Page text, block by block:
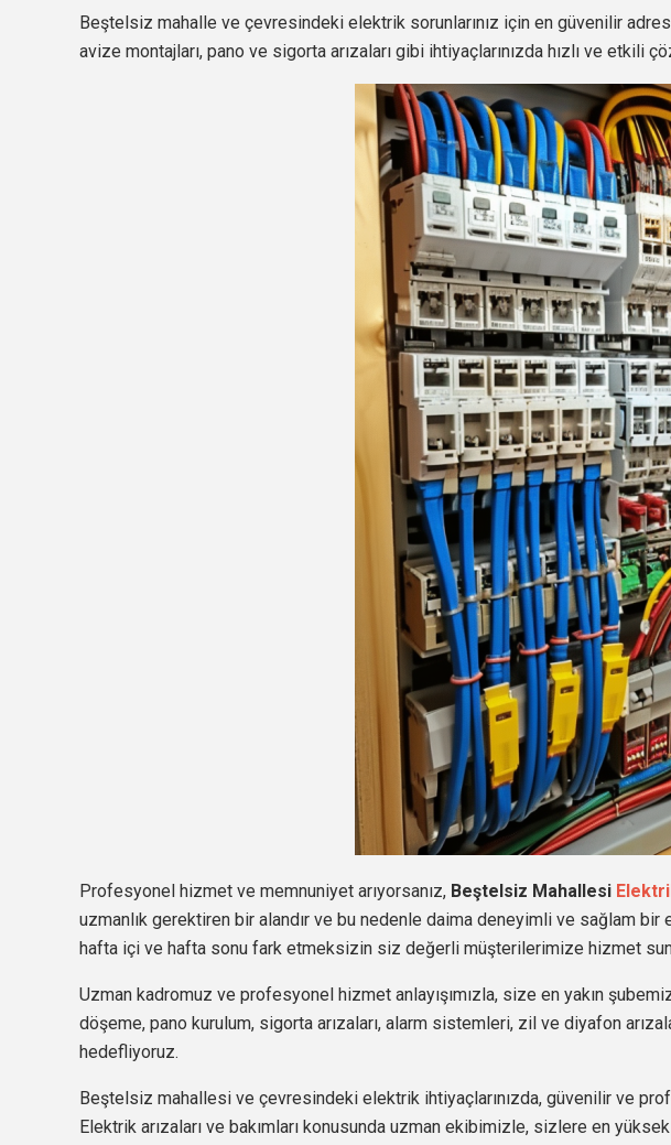
Beştelsiz mahalle ve çevresindeki elektrik sorunlarınız için en güvenilir
avize montajları, pano ve sigorta arızaları gibi ihtiyaçlarınızda hızlı ve etkili
Profesyonel hizmet ve memnuniyet arıyorsanız, Beştelsiz Mahallesi
uzmanlık gerektiren bir alandır ve bu nedenle daima deneyimli ve sağlam
hafta içi ve hafta sonu fark etmeksizin siz değerli müşterilerimize hizmet
Uzman kadromuz ve profesyonel hizmet anlayışımızla, size en yakın
döşeme, pano kurulum, sigorta arızaları, alarm sistemleri, zil ve diyafon
hedefliyoruz.
Beştelsiz mahallesi ve çevresindeki elektrik ihtiyaçlarınızda, güvenilir ve
Elektrik arızaları ve bakımları konusunda uzman ekibimizle, sizlere en